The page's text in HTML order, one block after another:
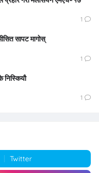
1
सापट मागोस्
1
निस्कियौ
1
Twitter